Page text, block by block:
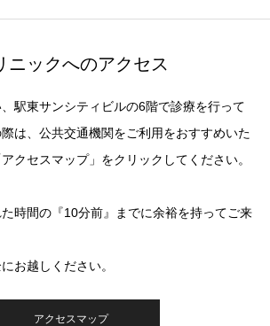
ニックへのアクセス
駅東サンシティビルの6階で診療を行って
は、公共交通機関をご利用をおすすめいた
クセスマップ」をクリックしてください。
時間の『10分前』までに余裕を持ってご来
お越しください。
アクセスマップ